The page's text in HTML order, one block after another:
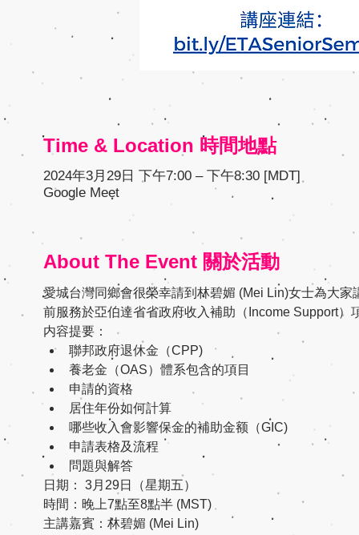
Time & Location 時間地點
2024年3月29日 下午7:00 – 下午8:30 [MDT]
Google Meet
About The Event 關於活動
愛城台灣同鄉會很榮幸請到林碧媚 (Mei Lin)女士為大
前服務於亞伯達省省政府收入補助（Income Support
内容提要：
聯邦政府退休金（CPP)
養老金（OAS）體系包含的項目
申請的資格
居住年份如何計算
哪些收入會影響保金的補助金额（GIC)
申請表格及流程
問題與解答
日期： 3月29日（星期五）
時間：晚上7點至8點半 (MST)
主講嘉賓：林碧媚 (Mei Lin)